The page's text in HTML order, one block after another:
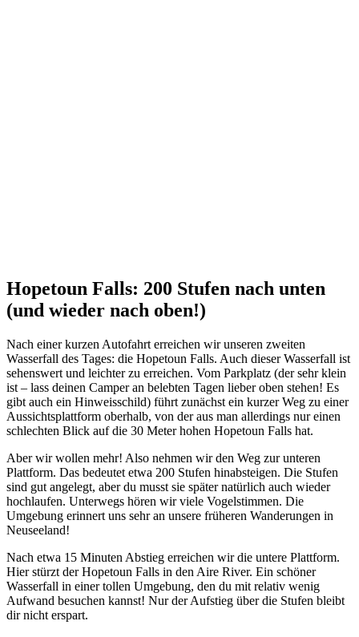
Hopetoun Falls: 200 Stufen nach unten
(und wieder nach oben!)
Nach einer kurzen Autofahrt erreichen wir unseren zweiten
Wasserfall des Tages: die Hopetoun Falls. Auch dieser Wasserfall ist
sehenswert und leichter zu erreichen. Vom Parkplatz (der sehr klein
ist – lass deinen Camper an belebten Tagen lieber oben stehen! Es
gibt auch ein Hinweisschild) führt zunächst ein kurzer Weg zu einer
Aussichtsplattform oberhalb, von der aus man allerdings nur einen
schlechten Blick auf die 30 Meter hohen Hopetoun Falls hat.
Aber wir wollen mehr! Also nehmen wir den Weg zur unteren
Plattform. Das bedeutet etwa 200 Stufen hinabsteigen. Die Stufen
sind gut angelegt, aber du musst sie später natürlich auch wieder
hochlaufen. Unterwegs hören wir viele Vogelstimmen. Die
Umgebung erinnert uns sehr an unsere früheren Wanderungen in
Neuseeland!
Nach etwa 15 Minuten Abstieg erreichen wir die untere Plattform.
Hier stürzt der Hopetoun Falls in den Aire River. Ein schöner
Wasserfall in einer tollen Umgebung, den du mit relativ wenig
Aufwand besuchen kannst! Nur der Aufstieg über die Stufen bleibt
dir nicht erspart.